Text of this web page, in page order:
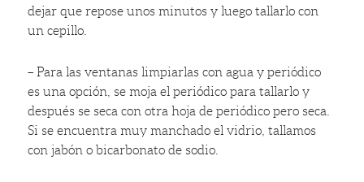
dejar que repose unos minutos y luego tallarlo con
un cepillo.
– Para las ventanas limpiarlas con agua y periódico
es una opción, se moja el periódico para tallarlo y
después se seca con otra hoja de periódico pero seca.
Si se encuentra muy manchado el vidrio, tallamos
con jabón o bicarbonato de sodio.